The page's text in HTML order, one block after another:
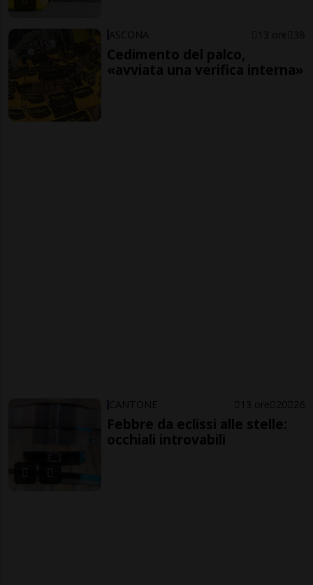
ASCONA 13 ore 38
Cedimento del palco,
«avviata una verifica interna»
CANTONE 13 ore 20 26
Febbre da eclissi alle stelle:
occhiali introvabili